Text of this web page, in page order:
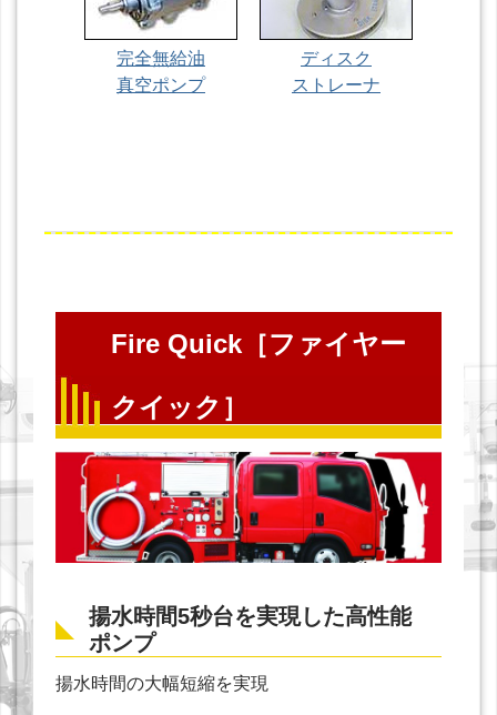
完全無給油
真空ポンプ
ディスク
ストレーナ
Fire Quick［ファイヤー
クイック］
揚水時間5秒台を実現した高性能
ポンプ
揚水時間の大幅短縮を実現